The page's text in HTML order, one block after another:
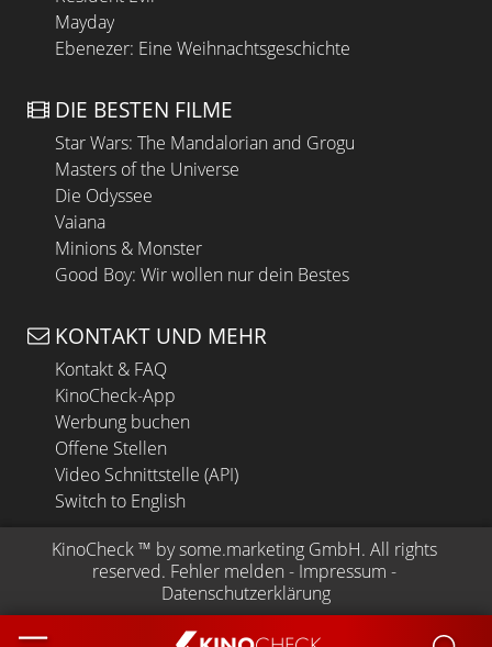
Mayday
Ebenezer: Eine Weihnachtsgeschichte
DIE BESTEN FILME
Star Wars: The Mandalorian and Grogu
Masters of the Universe
Die Odyssee
Vaiana
Minions & Monster
Good Boy: Wir wollen nur dein Bestes
KONTAKT UND MEHR
Kontakt & FAQ
KinoCheck-App
Werbung buchen
Offene Stellen
Video Schnittstelle (API)
Switch to English
KinoCheck ™ by some.marketing GmbH. All rights
reserved. Fehler melden - Impressum -
Datenschutzerklärung